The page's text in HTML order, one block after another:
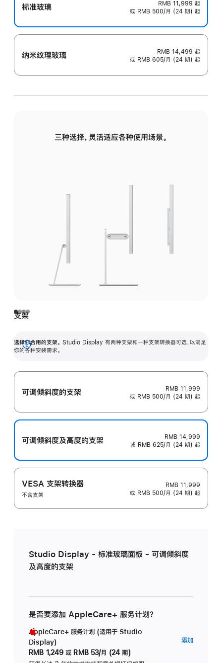
标准玻璃 RMB 11,999 起
或 RMB 500/月 (24 期) 起
纳米纹理玻璃 RMB 14,499 起
或 RMB 605/月 (24 期) 起
三种选择，灵活适应各种使用场景。
支架
选择你合用的支架。 Studio Display 有两种支架和一种支架转换器可选，以满足
你的各种安装需求。
展
可调倾斜度的支架
RMB 11,999
或 RMB 500/月 (24 期) 起
可调倾斜度及高‍度的支‍架
RMB 14,999
或 RMB 625/月 (24 期) 起
VESA 支架转换器
不含支架
RMB 11,999
或 RMB 500/月 (24 期) 起
Studio Display - 标准玻璃面板 - 可调倾斜度
及高度的支架
是否要添加 AppleCare+ 服务计划？
AppleCare+ 服务计划 (适用于 Studio
Display)
RMB 1,249 或 RMB 53/月 (24 期)
添加